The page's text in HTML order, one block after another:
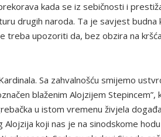
kada se iz sebičnosti i
drugih naroda. Ta je savjest budna
treba upozoriti da, bez obzira na
Sa zahvalnošću smijemo
blaženim Alojzijem Stepincem”,
u istom vremenu živjela
koji nas je na sinodskome hodu